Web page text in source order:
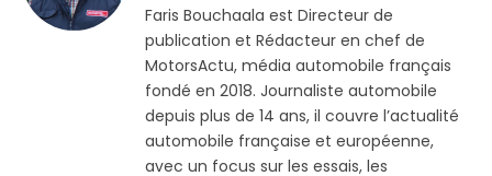
Faris Bouchaala est Directeur de
publication et Rédacteur en chef de
MotorsActu, média automobile français
fondé en 2018. Journaliste automobile
depuis plus de 14 ans, il couvre l’actualité
automobile française et européenne,
avec un focus sur les essais, les